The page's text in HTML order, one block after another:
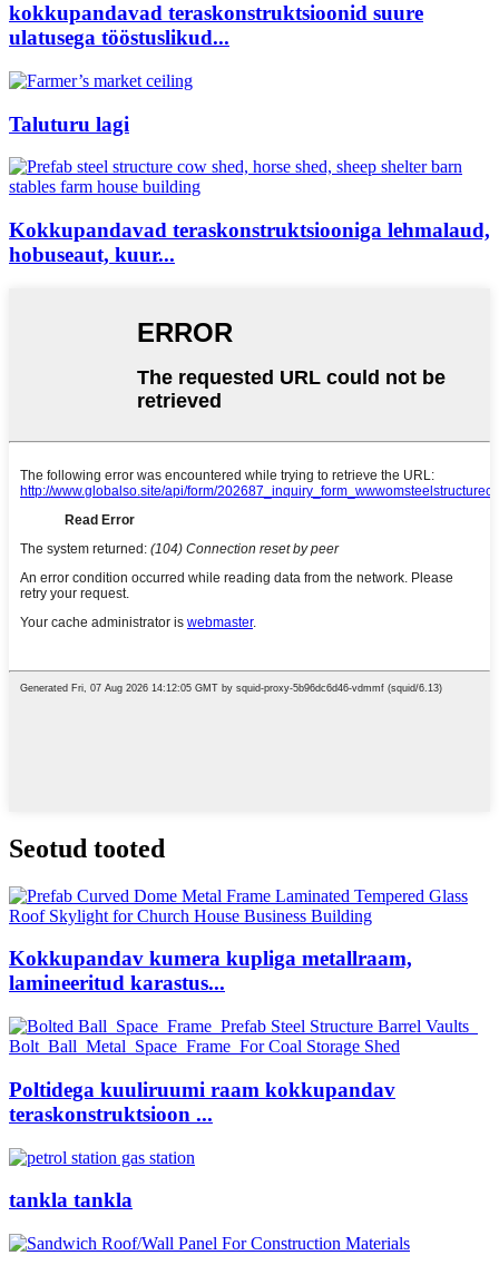
kokkupandavad teraskonstruktsioonid suure
ulatusega tööstuslikud...
Taluturu lagi
Kokkupandavad teraskonstruktsiooniga lehmalaud,
hobuseaut, kuur...
Seotud tooted
Kokkupandav kumera kupliga metallraam,
lamineeritud karastus...
Poltidega kuuliruumi raam kokkupandav
teraskonstruktsioon ...
tankla tankla